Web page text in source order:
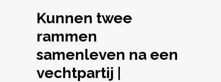
Kunnen twee
rammen
samenleven na een
vechtpartij |